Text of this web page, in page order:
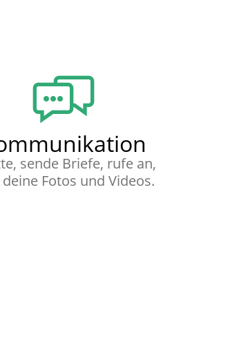
sende Briefe, rufe an,
Fotos und Videos.